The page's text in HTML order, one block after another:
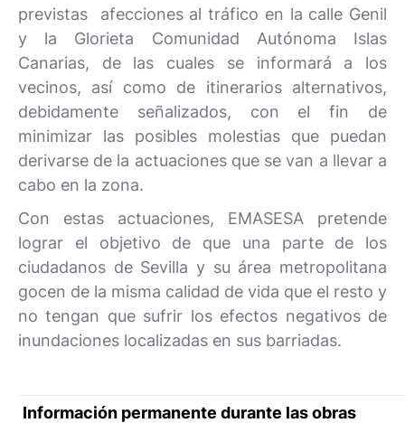
previstas afecciones al tráfico en la calle Genil
y la Glorieta Comunidad Autónoma Islas
Canarias, de las cuales se informará a los
vecinos, así como de itinerarios alternativos,
debidamente señalizados, con el fin de
minimizar las posibles molestias que puedan
derivarse de la actuaciones que se van a llevar a
cabo en la zona.
Con estas actuaciones, EMASESA pretende
lograr el objetivo de que una parte de los
ciudadanos de Sevilla y su área metropolitana
gocen de la misma calidad de vida que el resto y
no tengan que sufrir los efectos negativos de
inundaciones localizadas en sus barriadas.
Información permanente durante las obras